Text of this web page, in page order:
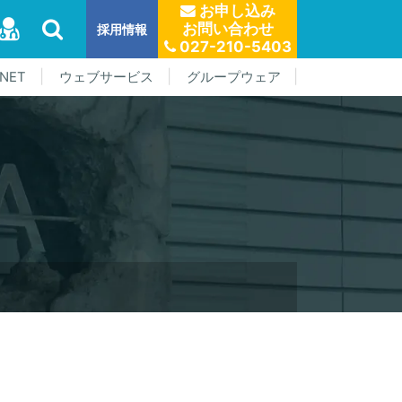
採用情報
お申し込み
お問い合わせ
027-210-5403
ウェブサービス グループウェア